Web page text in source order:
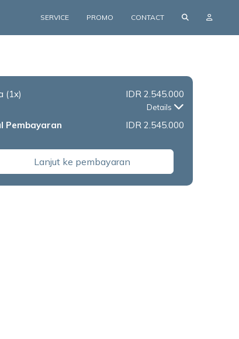
SERVICE PROMO CONTACT
(1x) IDR 2.545.000
Details
Pembayaran IDR 2.545.000
Lanjut ke pembayaran